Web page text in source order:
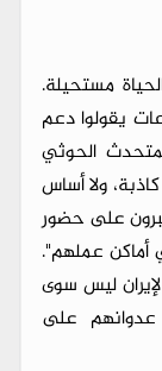
والحياة مستحيلة.
يقولوا دعم
الحوثي
ولا أساس
على حضور
أماكن عملهم".
ليس سوى
عدوانهم على